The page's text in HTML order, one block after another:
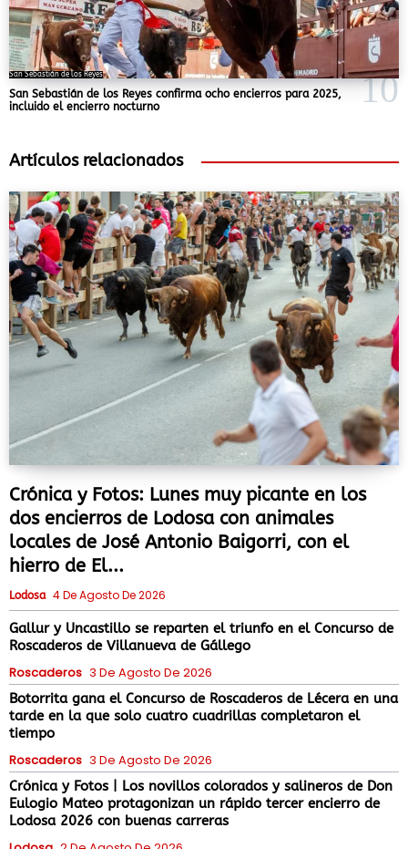
San Sebastián de los Reyes
San Sebastián de los Reyes confirma ocho encierros para 2025,
incluido el encierro nocturno
Artículos relacionados
Crónica y Fotos: Lunes muy picante en los
dos encierros de Lodosa con animales
locales de José Antonio Baigorri, con el
hierro de El...
Lodosa 4 De Agosto De 2026
Gallur y Uncastillo se reparten el triunfo en el Concurso de
Roscaderos de Villanueva de Gállego
Roscaderos 3 De Agosto De 2026
Botorrita gana el Concurso de Roscaderos de Lécera en una
tarde en la que solo cuatro cuadrillas completaron el
tiempo
Roscaderos 3 De Agosto De 2026
Crónica y Fotos | Los novillos colorados y salineros de Don
Eulogio Mateo protagonizan un rápido tercer encierro de
Lodosa 2026 con buenas carreras